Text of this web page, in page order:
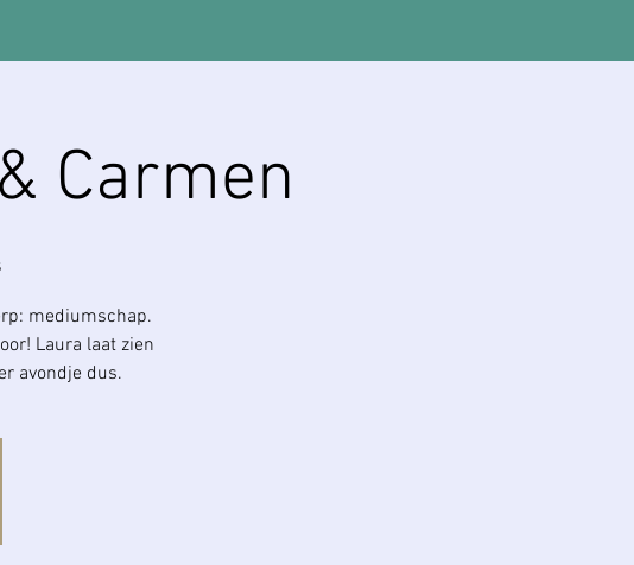
Carmen
mediumschap.
Laura laat zien
avondje dus.